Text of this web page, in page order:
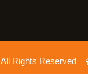
Rights Reserved